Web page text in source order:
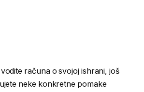
računa o svojoj ishrani, još
neke konkretne pomake